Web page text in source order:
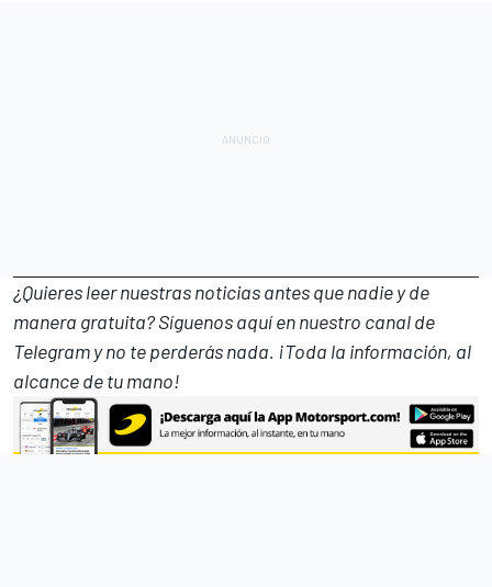
¿Quieres leer nuestras noticias antes que nadie y de
manera gratuita? Síguenosaquí en nuestro canal de
Telegramy no te perderás nada. ¡Toda la información, al
alcance de tu mano!